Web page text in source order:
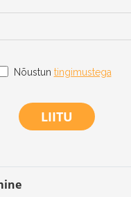
Nõustun tingimustega
LIITU